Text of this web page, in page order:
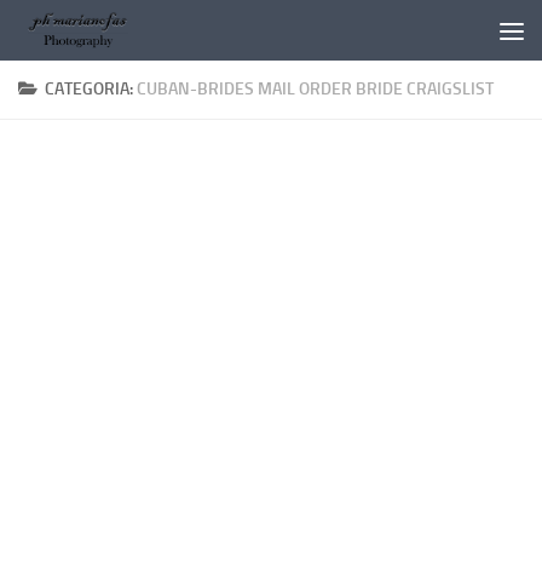
Salta al contenuto
CATEGORIA: CUBAN-BRIDES MAIL ORDER BRIDE CRAIGSLIST